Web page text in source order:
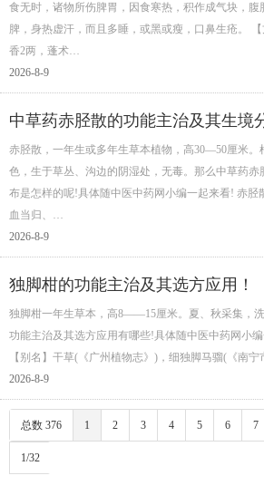
食无时，诸物所伤脾胃，因食寒热，积作成气块，腹
脾，身热虚汗，而且多睡，或黑或瘦，口鼻生疮。
香2两，蓬术…
2026-8-9
中草药赤胫散的功能主治及其生境
赤胫散，一年生或多年生草本植物，高30—50厘米。
色，生于草丛、沟边的阴湿处，无毒。那么中草药赤
布是怎样的呢!具体随中医中药网小编一起来看! 赤胫
血当归、…
2026-8-9
独脚柑的功能主治及其选方应用！
独脚柑一年生草本，高8——15厘米。夏、秋采集，
功能主治及其选方应用有哪些!具体随中医中药网小
【别名】干草(《广州植物志》)，细独脚马骝(《南
2026-8-9
总数 376 1 2 3 4 5 6 7
1/32